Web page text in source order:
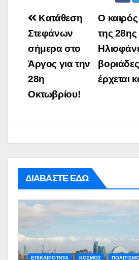
Post
navigation
Ο καιρός
της
έρχεται
Κατάθεση
Στεφάνων
σήμερα στο
Άργος για την
28η
Οκτωβρίου!
ΔΙΑΒΑΣΤΕ ΕΔΩ
ΕΠΙΚΑΙΡΟΤΗΤΑ ΚΟΣΜΟΣ